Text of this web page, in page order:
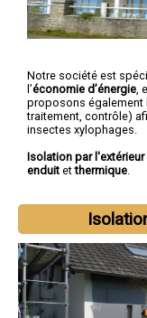
Notre société est
l’économie d’énergie,
proposons
traitement, contrôle)
insectes xylophages.
Isolation par l'extérieur
enduit etthermique.